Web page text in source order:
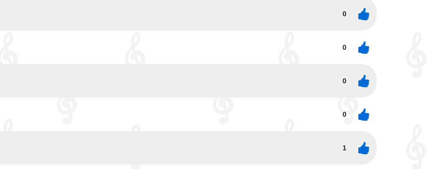
0
0
0
0
1